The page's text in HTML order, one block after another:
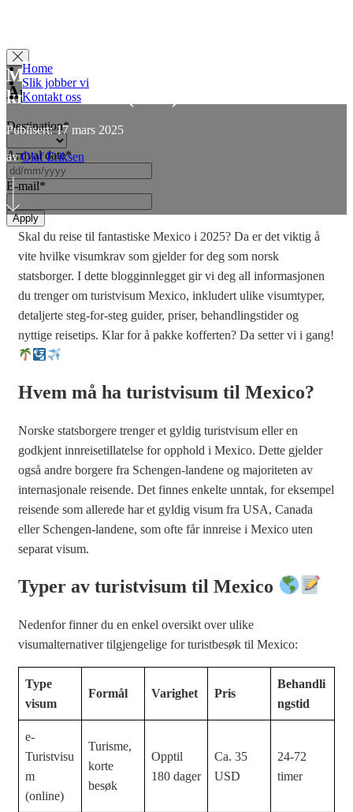
Home
Slik jobber vi
Kontakt oss
Apply for Visa
Destination*
Arrival date*
slash
MM
slash
E-mail*
Mexico turistvisum: Guide til søknad og
krav i 2025
Publisert: 17 mars 2025
avOlaf Eriksen
Skal du reise til fantastiske Mexico i 2025? Da er det viktig å
vite hvilke visumkrav som gjelder for deg som norsk
statsborger. I dette blogginnlegget gir vi deg all informasjonen
du trenger om turistvisum Mexico, inkludert ulike visumtyper,
detaljerte steg-for-steg guider, priser, behandlingstider og
nyttige reisetips. Klar for å pakke kofferten? Da setter vi i gang!
Hvem må ha turistvisum til Mexico?
Norske statsborgere trenger et gyldig turistvisum eller en
godkjent innreisetillatelse for opphold i Mexico. Dette gjelder
også andre borgere fra Schengen-landene og majoriteten av
internasjonale reisende. Det finnes enkelte unntak, for eksempel
reisende som allerede har et gyldig visum fra USA, Canada
eller Schengen-landene, som ofte får innreise i Mexico uten
separat visum.
Typer av turistvisum til Mexico
Nedenfor finner du en enkel oversikt over ulike
visumalternativer tilgjengelige for turistbesøk til Mexico:
Type
visum
Formål Varighet Pris
Behandli
ngstid
e-
Turistvisu
m
(online)
Turisme,
korte
besøk
Opptil
180 dager
Ca. 35
USD
24-72
timer